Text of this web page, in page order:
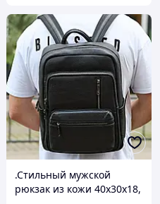
.Стильный мужской
рюкзак из кожи 40х30х18,